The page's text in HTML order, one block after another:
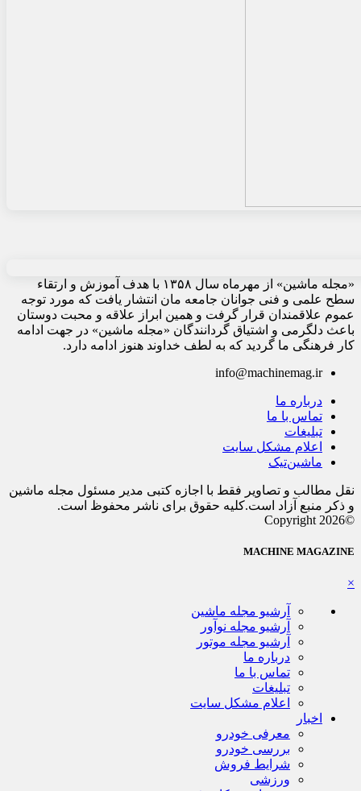
«مجله ماشین» از مهرماه سال ۱۳۵۸ با هدف آموزش و ارتقاء
سطح علمی و فنی جوانان جامعه مان انتشار یافت که مورد توجه
عموم علاقمندان قرار گرفت و همین ابراز علاقه و محبت دوستان
باعث دلگرمی و اشتیاق گردانندگان «مجله ماشین» در جهت ادامه
کار فرهنگی ما گردید که به لطف خداوند هنوز ادامه دارد.
info@machinemag.ir
درباره ما
تماس با ما
تبلیغات
اعلام مشکل سایت
ماشین‌تیک
نقل مطالب و تصاویر فقط با اجازه کتبی مدیر مسئول مجله ماشین
و ذکر منبع آزاد است.کلیه حقوق برای ناشر محفوظ است.
©Copyright 2026
MACHINE MAGAZINE
×
آرشیو مجله ماشین
آرشیو مجله نوآور
آرشیو مجله موتور
درباره ما
تماس با ما
تبلیغات
اعلام مشکل سایت
اخبار
معرفی خودرو
بررسی خودرو
شرایط فروش
ورزشی